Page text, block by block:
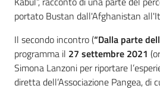
portato Bustan dall'Afghanistan
Il secondo incontro (“Dalla parte
programma il 27 settembre 2021
Simona Lanzoni per riportare
diretta dell’Associazione Pangea, di